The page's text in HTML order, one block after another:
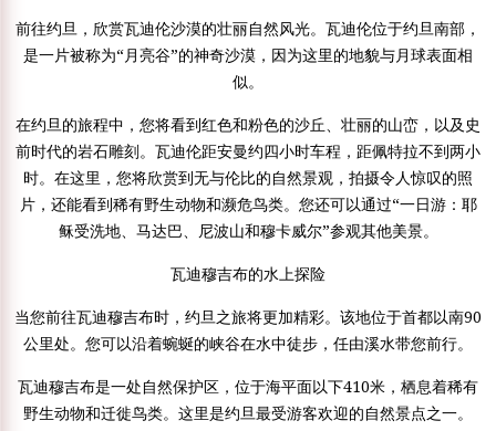
前往约旦，欣赏瓦迪伦沙漠的壮丽自然风光。瓦迪伦位于约旦南部，
是一片被称为“月亮谷”的神奇沙漠，因为这里的地貌与月球表面相
似。
在约旦的旅程中，您将看到红色和粉色的沙丘、壮丽的山峦，以及史
前时代的岩石雕刻。瓦迪伦距安曼约四小时车程，距佩特拉不到两小
时。在这里，您将欣赏到无与伦比的自然景观，拍摄令人惊叹的照
片，还能看到稀有野生动物和濒危鸟类。您还可以通过“一日游：耶
稣受洗地、马达巴、尼波山和穆卡威尔”参观其他美景。
瓦迪穆吉布的水上探险
当您前往瓦迪穆吉布时，约旦之旅将更加精彩。该地位于首都以南90
公里处。您可以沿着蜿蜒的峡谷在水中徒步，任由溪水带您前行。
瓦迪穆吉布是一处自然保护区，位于海平面以下410米，栖息着稀有
野生动物和迁徙鸟类。这里是约旦最受游客欢迎的自然景点之一。